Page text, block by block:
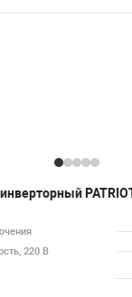
220 В